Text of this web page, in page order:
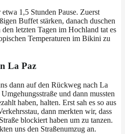
1,5 Stunden Pause. Zuerst
Buffet stärken, danach duschen
letzten Tagen im Hochland tat es
Temperaturen im Bikini zu
La Paz
dann auf den Rückweg nach La
und dann mussten
haben, halten. Erst sah es so aus
dann merkten wir, dass
blockiert haben um zu tanzen.
uns den Straßenumzug an.